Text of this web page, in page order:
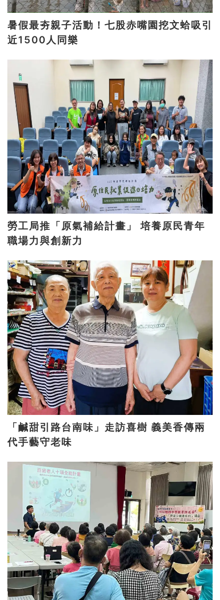
暑假最夯親子活動！七股赤嘴園挖文蛤吸引
近1500人同樂
勞工局推「原氣補給計畫」 培養原民青年
職場力與創新力
「鹹甜引路台南味」走訪喜樹 義美香傳兩
代手藝守老味